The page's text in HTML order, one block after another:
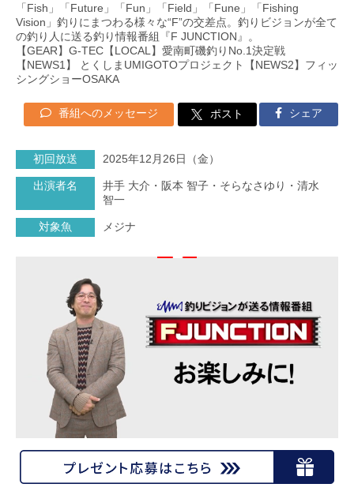
「Fish」「Future」「Fun」「Field」「Fune」「Fishing
Vision」釣りにまつわる様々な“F”の交差点。釣りビジョンが全て
の釣り人に送る釣り情報番組『F JUNCTION』。
【GEAR】G-TEC【LOCAL】愛南町磯釣りNo.1決定戦
【NEWS1】 とくしまUMIGOTOプロジェクト【NEWS2】フィッ
シングショーOSAKA
番組へのメッセージ ポスト シェア
初回放送 2025年12月26日（金）
出演者名
井手 大介・阪本 智子・そらなさゆり・清水
智一
対象魚 メジナ